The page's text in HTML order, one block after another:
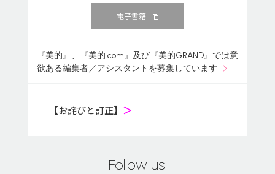
電子書籍
『美的』、『美的.com』及び『美的GRAND』では意
欲ある編集者／アシスタントを募集しています
【お詫びと訂正】 ＞
Follow us!